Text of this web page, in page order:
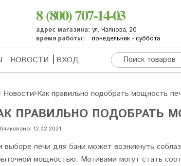
8 (800) 707-14-03
адрес магазина:ул. Чаянова, 20
время работы:
понедельник - суббота
НОВОСТИ ВХОД
Новости Как правильно подобрать мощность
ПРАВИЛЬНО ПОДОБРАТЬ
12.02.2021
выборе печи для бани может возникнуть
мощностью. Мотивами могут стать